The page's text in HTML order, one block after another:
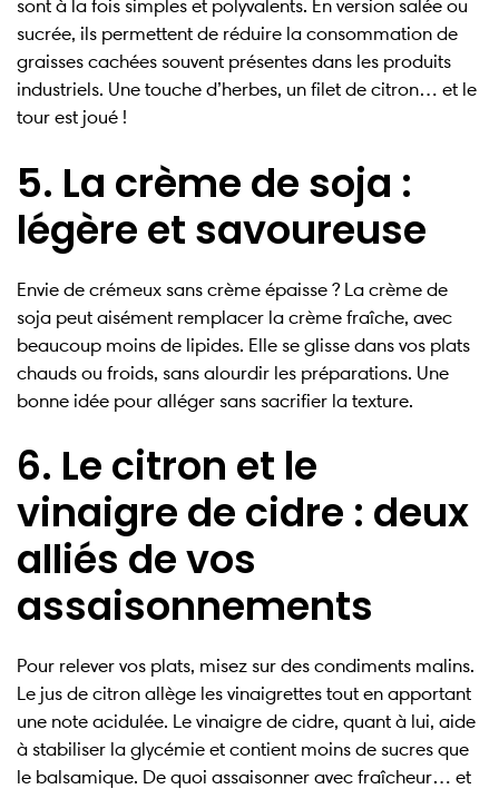
sont à la fois simples et polyvalents. En version salée ou
sucrée, ils permettent de réduire la consommation de
graisses cachées souvent présentes dans les produits
industriels. Une touche d’herbes, un filet de citron… et le
tour est joué !
5. La crème de soja :
légère et savoureuse
Envie de crémeux sans crème épaisse ? La crème de
soja peut aisément remplacer la crème fraîche, avec
beaucoup moins de lipides. Elle se glisse dans vos plats
chauds ou froids, sans alourdir les préparations. Une
bonne idée pour alléger sans sacrifier la texture.
6. Le citron et le
vinaigre de cidre : deux
alliés de vos
assaisonnements
Pour relever vos plats, misez sur des condiments malins.
Le jus de citron allège les vinaigrettes tout en apportant
une note acidulée. Le vinaigre de cidre, quant à lui, aide
à stabiliser la glycémie et contient moins de sucres que
le balsamique. De quoi assaisonner avec fraîcheur… et